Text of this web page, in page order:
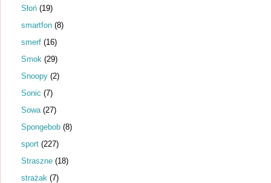
Słoń (19)
smartfon (8)
smerf (16)
Smok (29)
Snoopy (2)
Sonic (7)
Sowa (27)
Spongebob (8)
sport (227)
Straszne (18)
strażak (7)